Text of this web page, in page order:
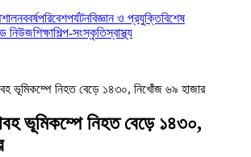
নববর্ষপরিবেশপর্যটনবিজ্ঞান ও প্রযুক্তিবিশেষ
নিউজশিক্ষাশিল্প-সংস্কৃতিস্বাস্থ্য
ভূমিকম্পে নিহত বেড়ে ১৪৩০, নিখোঁজ ৬৯ হাজার
ভূমিকম্পে নিহত বেড়ে ১৪৩০,